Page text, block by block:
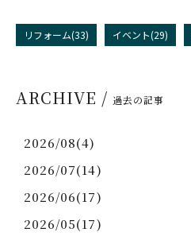
リフォーム(33) イベント(29)
ARCHIVE / 過去の記事
2026/08(4)
2026/07(14)
2026/06(17)
2026/05(17)